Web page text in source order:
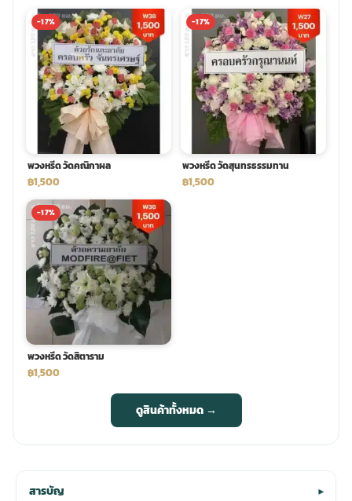
-17%
พวงหรีด วัดคณิกาผล
฿1,500
-17%
พวงหรีด วัดสุนทรธรรมทาน
฿1,500
-17%
พวงหรีด วัดสิตาราม
฿1,500
ดูสินค้าทั้งหมด →
สารบัญ ▾